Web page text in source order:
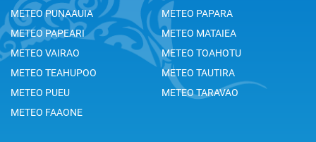
METEO PUNAAUIA
METEO PAPARA
METEO PAPEARI
METEO MATAIEA
METEO VAIRAO
METEO TOAHOTU
METEO TEAHUPOO
METEO TAUTIRA
METEO PUEU
METEO TARAVAO
METEO FAAONE